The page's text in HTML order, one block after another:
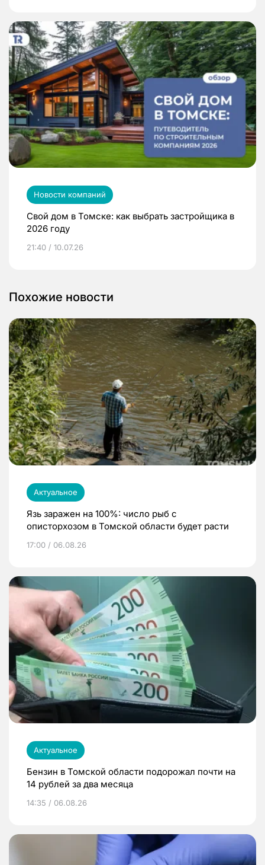
Новости компаний
Свой дом в Томске: как выбрать застройщика в
2026 году
21:40 / 10.07.26
Похожие новости
Актуальное
Язь заражен на 100%: число рыб с
описторхозом в Томской области будет расти
17:00 / 06.08.26
Актуальное
Бензин в Томской области подорожал почти на
14 рублей за два месяца
14:35 / 06.08.26